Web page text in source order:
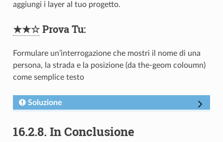
aggiungi i layer al tuo progetto.
★★☆Prova Tu:
Formulare un’interrogazione che mostri il nome di una
persona, la strada e la posizione (da the-geom coloumn)
come semplice testo
Soluzione
16.2.8. In Conclusione